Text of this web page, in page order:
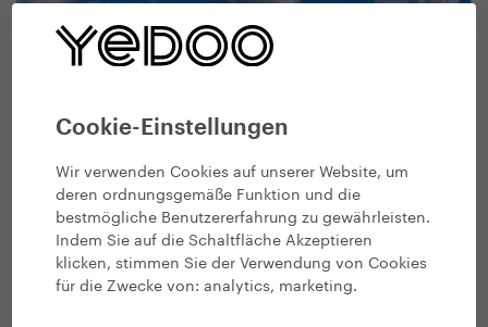
Cookie-Einstellungen
Wir verwenden Cookies auf unserer Website, um
deren ordnungsgemäße Funktion und die
bestmögliche Benutzererfahrung zu gewährleisten.
Indem Sie auf die Schaltfläche Akzeptieren
klicken, stimmen Sie der Verwendung von Cookies
für die Zwecke von:analytics, marketing.
Cancun